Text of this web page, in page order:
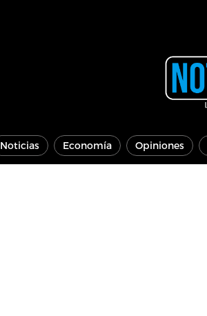
Noticias Economía Opiniones